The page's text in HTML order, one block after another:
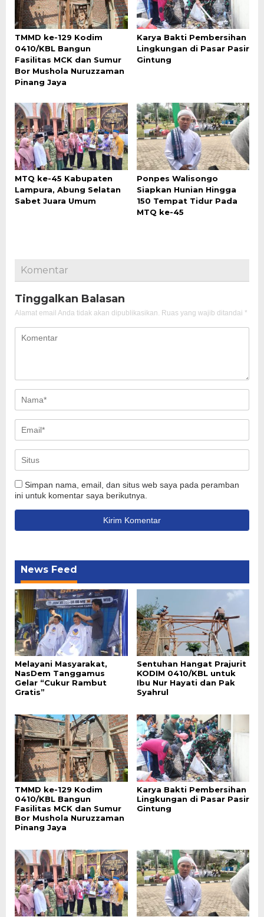
TMMD ke-129 Kodim
0410/KBL Bangun
Fasilitas MCK dan Sumur
Bor Mushola Nuruzzaman
Pinang Jaya
Karya Bakti Pembersihan
Lingkungan di Pasar Pasir
Gintung
MTQ ke-45 Kabupaten
Lampura, Abung Selatan
Sabet Juara Umum
Ponpes Walisongo
Siapkan Hunian Hingga
150 Tempat Tidur Pada
MTQ ke-45
Komentar
Tinggalkan Balasan
Alamat email Anda tidak akan dipublikasikan. Ruas yang wajib ditandai *
Simpan nama, email, dan situs web saya pada peramban
ini untuk komentar saya berikutnya.
News Feed
Melayani Masyarakat,
NasDem Tanggamus
Gelar “Cukur Rambut
Gratis”
Sentuhan Hangat Prajurit
KODIM 0410/KBL untuk
Ibu Nur Hayati dan Pak
Syahrul
TMMD ke-129 Kodim
0410/KBL Bangun
Fasilitas MCK dan Sumur
Bor Mushola Nuruzzaman
Pinang Jaya
Karya Bakti Pembersihan
Lingkungan di Pasar Pasir
Gintung